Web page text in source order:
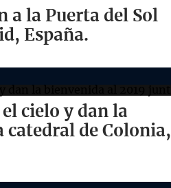
a la Puerta del Sol
España.
cielo y dan la
catedral de Colonia,